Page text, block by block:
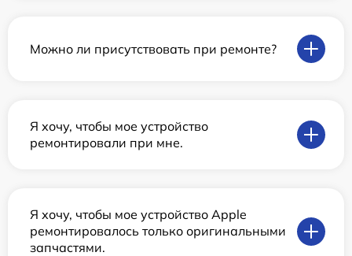
Можно ли присутствовать при ремонте?
Я хочу, чтобы мое устройство
ремонтировали при мне.
Я хочу, чтобы мое устройство Apple
ремонтировалось только оригинальными
запчастями.